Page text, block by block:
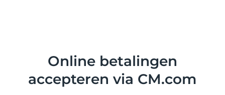
Online betalingen
accepteren via CM.com